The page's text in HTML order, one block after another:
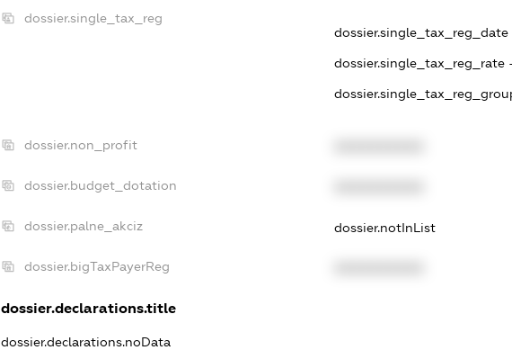
dossier.single_tax_reg
dossier.single_tax_reg_date
dossier.single_tax_reg_rate
dossier.non_profit
dossier.budget_dotation
dossier.palne_akciz dossier.notInList
dossier.bigTaxPayerReg
dossier.declarations.title
dossier.declarations.noData